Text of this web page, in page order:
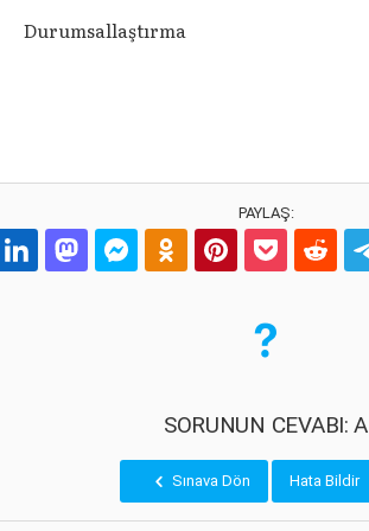
Durumsallaştırma
PAYLAŞ:
SORUNUN CEVABI: A
Sınava Dön Hata Bildir